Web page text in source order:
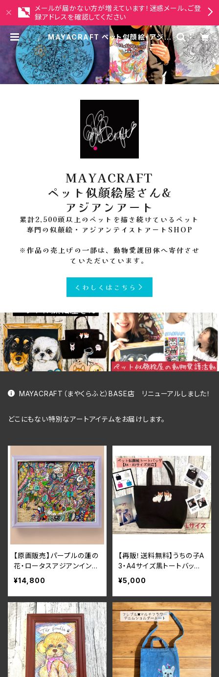
メールが届かない方が増えています！迷惑メール、ご登
録アドレスを確認してください
MAYACRAFT ペット似顔絵・アジア
ンアート雑貨セレクトショップ
MAYACRAFT
ペット似顔絵屋さん&
アジアンアート
累計2,500頭以上のペットを描き続けているペット
専門の似顔絵・アジアンテイストアートSHOP
※作品の売上げの一部は、動物愛護団体へ寄付させ
ていただいています。
くわしくはこちら
MAYACRAFT（まやくらふと）BASE店 リニューアルしました！
どこにもない特別なアートアイテムをお届けします。
【原画販売】パープルの蓮の
花・ロータスアジアンインテ
リアアート太子サイズ（378
×287mm）額入 ラベンダ
ー パープル
¥14,800
【再販！送料無料】うちの子A
3・A4サイズ黒トートバッグ
＜ペット似顔絵＞
¥5,000